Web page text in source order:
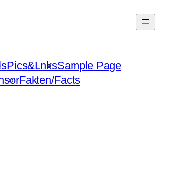
Pics&LnksSample Page
Fakten/Facts